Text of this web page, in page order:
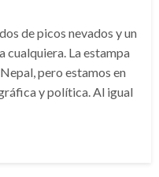
de picos nevados y un
cualquiera. La estampa
pero estamos en
y política. Al igual